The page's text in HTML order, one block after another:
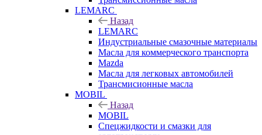
LEMARC
Назад
LEMARC
Индустриальные смазочные материалы
Масла для коммерческого транспорта
Mazda
Масла для легковых автомобилей
Трансмисионные масла
MOBIL
Назад
MOBIL
Cпецжидкости и смазки для